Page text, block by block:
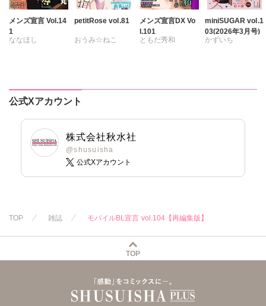
メンズ宣言 Vol.14
1
ななほし
雪景
岬ゆきひろ
葉月かずお
みた森たつや
大谷みこと
petitRose vol.81
おうみ☆ねこ
真田ハイジ
相田早智子
桃凪めぐ
日野塔子
由多いり
ほなみるか
メンズ宣言DX Vo
l.101
ともだ秀和
葉月かずお
miniSUGAR vol.1
03(2026年3月号)
かずいち
小田三月
さくら蒼
公式Xアカウント
株式会社秋水社
@shusuisha
公式Xアカウント
TOP 雑誌 モバイルBL宣言 vol.104【再編集版】
TOP